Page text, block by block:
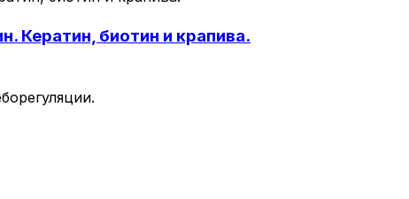
Кератин, биотин и крапива.